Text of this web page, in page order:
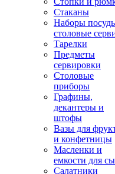
Стаканы
Наборы
столовые
Тарелки
Предметы
сервировки
Столовые
приборы
Графины,
декантеры и
штофы
Вазы для
и конфетницы
Масленки и
емкости для
Салатники